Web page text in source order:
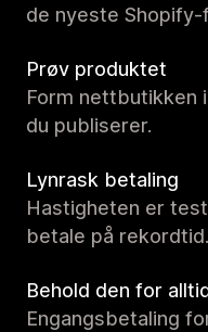
de nyeste Shopify-
Prøv produktet
Form nettbutikken
du publiserer.
Lynrask betaling
Hastigheten er
betale på rekordtid.
Behold den for
Engangsbetaling